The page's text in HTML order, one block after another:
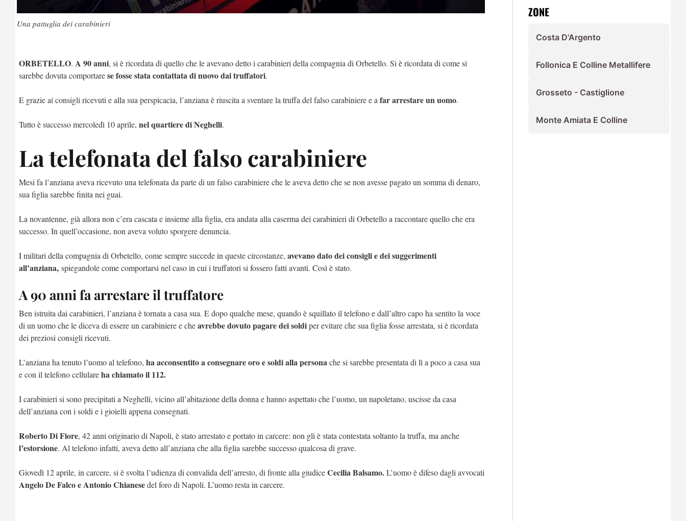
Una pattuglia dei carabinieri
ORBETELLO. A 90 anni, si è ricordata di quello che le avevano detto i carabinieri della compagnia di Orbetello. Si è ricordata di come si
sarebbe dovuta comportarese fosse stata contattata di nuovo dai truffatori.
E grazie ai consigli ricevuti e alla sua perspicacia, l’anziana è riuscita a sventare la truffa del falso carabiniere e a far arrestare un uomo.
Tutto è successo mercoledì 10 aprile, nel quartiere di Neghelli.
La telefonata del falso carabiniere
Mesi fa l’anziana aveva ricevuto una telefonata da parte di un falso carabiniere che le aveva detto che se non avesse pagato un somma di denaro,
sua figlia sarebbe finita nei guai.
La novantenne, già allora non c’era cascata e insieme alla figlia, era andata alla caserma dei carabinieri di Orbetello a raccontare quello che era
successo. In quell’occasione, non aveva voluto sporgere denuncia.
I militari della compagnia di Orbetello, come sempre succede in queste circostanze, avevano dato dei consigli e dei suggerimenti
all’anziana, spiegandole come comportarsi nel caso in cui i truffatori si fossero fatti avanti. Così è stato.
A 90 anni fa arrestare il truffatore
Ben istruita dai carabinieri, l’anziana è tornata a casa sua. E dopo qualche mese, quando è squillato il telefono e dall’altro capo ha sentito la voce
di un uomo che le diceva di essere un carabiniere e cheavrebbe dovuto pagare dei soldiper evitare che sua figlia fosse arrestata, si è ricordata
dei preziosi consigli ricevuti.
L’anziana ha tenuto l’uomo al telefono, ha acconsentito a consegnare oro e soldi alla personache si sarebbe presentata di lì a poco a casa sua
e con il telefono cellulareha chiamato il 112.
I carabinieri si sono precipitati a Neghelli, vicino all’abitazione della donna e hanno aspettato che l’uomo, un napoletano, uscisse da casa
dell’anziana con i soldi e i gioielli appena consegnati.
Roberto Di Fiore, 42 anni originario di Napoli, è stato arrestato e portato in carcere: non gli è stata contestata soltanto la truffa, ma anche
l’estorsione. Al telefono infatti, aveva detto all’anziana che alla figlia sarebbe successo qualcosa di grave.
Giovedì 12 aprile, in carcere, si è svolta l’udienza di convalida dell’arresto, di fronte alla giudiceCecilia Balsamo.L’uomo è difeso dagli avvocati
Angelo De Falco e Antonio Chianesedel foro di Napoli. L’uomo resta in carcere.
ZONE
Costa D'Argento
Follonica E Colline Metallifere
Grosseto - Castiglione
Monte Amiata E Colline